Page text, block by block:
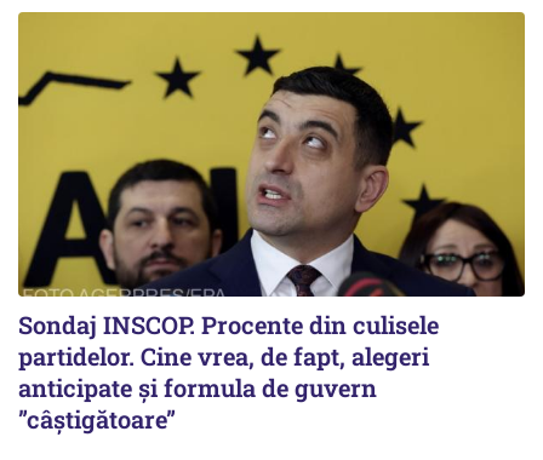
Sondaj INSCOP. Procente din culisele
partidelor. Cine vrea, de fapt, alegeri
anticipate și formula de guvern
”câștigătoare”